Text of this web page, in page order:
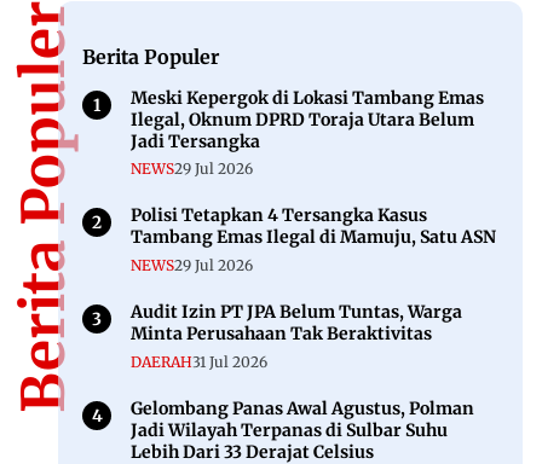
Berita PopulerBerita Populer
Meski Kepergok di Lokasi Tambang Emas
Ilegal, Oknum DPRD Toraja Utara Belum
Jadi Tersangka
NEWS29 Jul 2026
Polisi Tetapkan 4 Tersangka Kasus
Tambang Emas Ilegal di Mamuju, Satu ASN
NEWS29 Jul 2026
Audit Izin PT JPA Belum Tuntas, Warga
Minta Perusahaan Tak Beraktivitas
DAERAH31 Jul 2026
Gelombang Panas Awal Agustus, Polman
Jadi Wilayah Terpanas di Sulbar Suhu
Lebih Dari 33 Derajat Celsius